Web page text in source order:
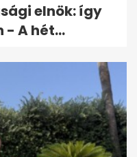
elnök: így
- A hét...